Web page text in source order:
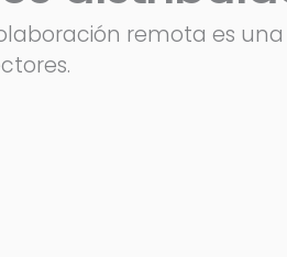
remota es